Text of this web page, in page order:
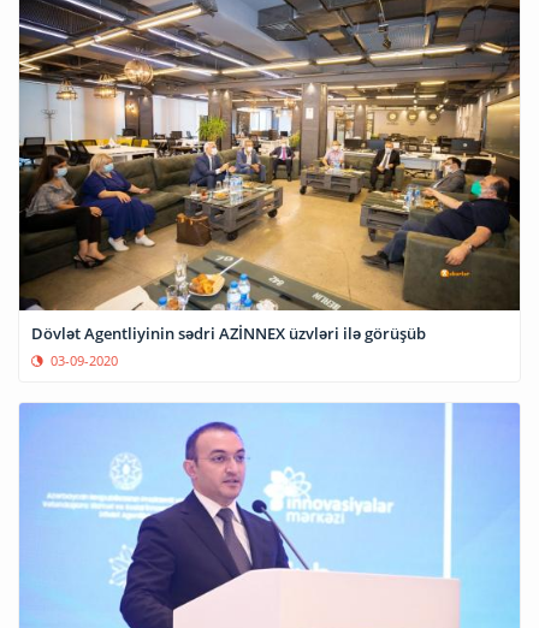
Dövlət Agentliyinin sədri AZİNNEX üzvləri ilə görüşüb
03-09-2020